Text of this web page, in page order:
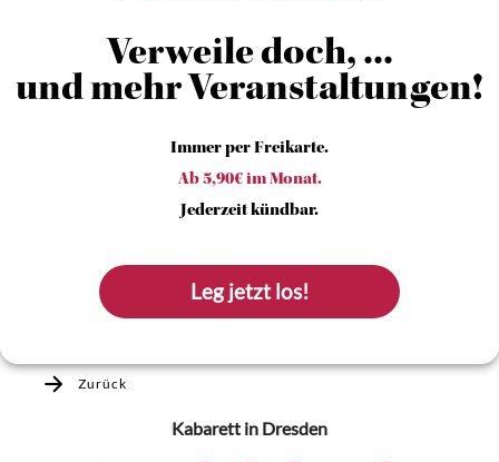
Verweile doch, ...
und mehr Veranstaltungen!
Immer per Freikarte.
Ab 5,90€ im Monat.
Jederzeit kündbar.
Leg jetzt los!
Zurück
Kabarett in Dresden